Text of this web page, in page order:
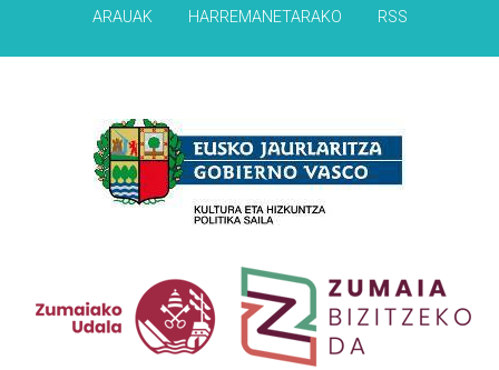
ARAUAK HARREMANETARAKO RSS